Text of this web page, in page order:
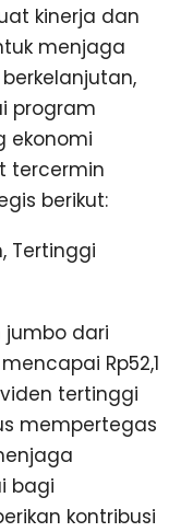
kinerja dan
menjaga
program
ekonomi
tercermin
berikut:
Tertinggi
jumbo dari
Rp52,1
tertinggi
mempertegas
bagi
kontribusi